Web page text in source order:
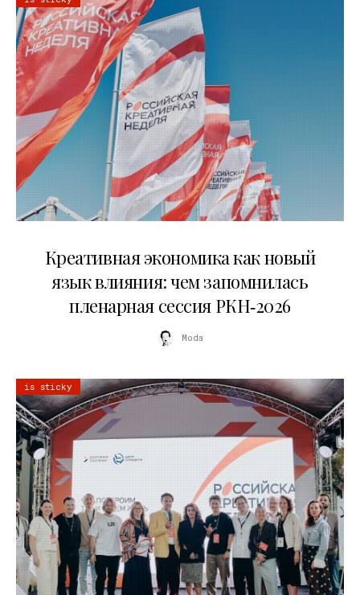
Креативная экономика как новый
язык влияния: чем запомнилась
пленарная сессия РКН‑2026
Moda
is sticky